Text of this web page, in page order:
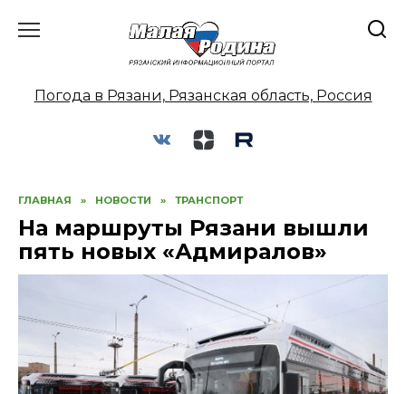
Погода в Рязани, Рязанская область, Россия
ГЛАВНАЯ » НОВОСТИ » ТРАНСПОРТ
На маршруты Рязани вышли
пять новых «Адмиралов»